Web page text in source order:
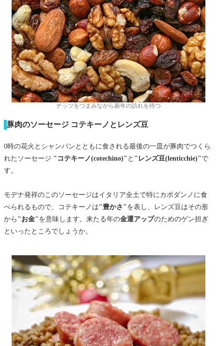
ナッツをつまみながら新年の訪れを待つ
豚肉のソーセージ コテキーノとレンズ豆
0時の花火とシャンパンとともに食される最後の一皿が豚肉でつくら
れたソーセージ "コテキーノ(cotechino)"と "レンズ豆(lenticchie)"で
す。
モデナ発祥のこのソーセージはイタリア全土で特にカポダンノに食
べられるもので、コテキーノは"豊かさ"を表し、レンズ豆はその形
から"お金"を意味します。来たる年の金運アップのためのゲン担ぎ
といったところでしょうか。